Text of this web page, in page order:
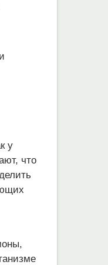
у
что